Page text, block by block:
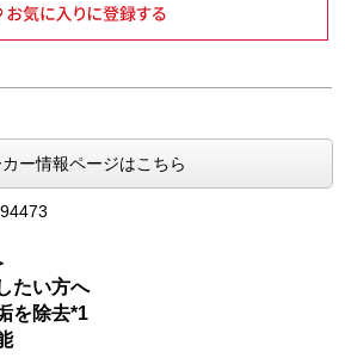
カー情報ページはこちら
たい方へ
を除去*1